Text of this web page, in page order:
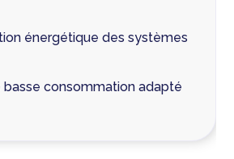
énergétique des systèmes
basse consommation adapté